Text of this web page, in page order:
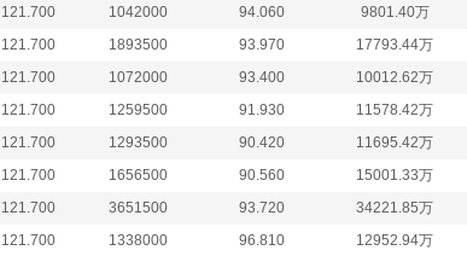
121.700 1042000 94.060 9801.40万
121.700 1893500 93.970 17793.44万
121.700 1072000 93.400 10012.62万
121.700 1259500 91.930 11578.42万
121.700 1293500 90.420 11695.42万
121.700 1656500 90.560 15001.33万
121.700 3651500 93.720 34221.85万
121.700 1338000 96.810 12952.94万